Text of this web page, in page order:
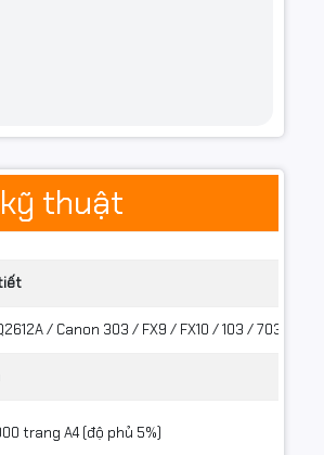
thuật
/ Canon 303 / FX9 / FX10 / 103 / 703 / 104
trang A4 (độ phủ 5%)